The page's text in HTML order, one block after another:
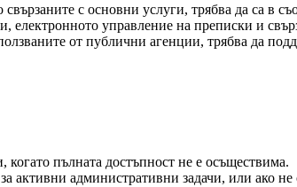
с основни услуги, трябва да са в
електронното управление на преписки и
от публични агенции, трябва да
пълната достъпност не е осъществима.
административни задачи, или ако не